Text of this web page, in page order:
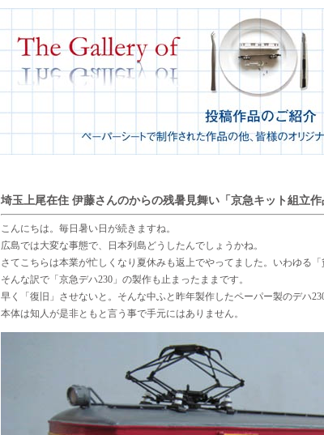
埼玉上尾在住 伊藤さんのからの残暑見舞い「京急キット組立作
こんにちは。毎日暑い日が続きますね。
広島では大変な事態で、日本列島どうしたんでしょうかね。
さてこちらは本業が忙しくなり夏休みも返上でやってました。いわゆる「
そんな訳で「京急デハ230」の製作も止まったままです。
早く「復旧」させないと。そんな中ふと昨年製作したペーパー製のデハ
本体は知人が是非ともと言う事で手元にはありません。